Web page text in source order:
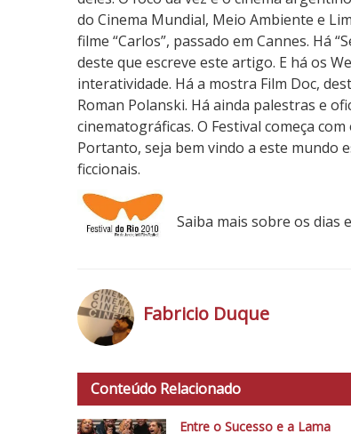
s
t
i
v
a
l
d
o
R
do Cinema Mundial, Meio Ambiente e
filme “Carlos”, passado em Cannes. Há
deste que escreve este artigo. E há os
interatividade. Há a mostra Film Doc,
Roman Polanski. Há ainda palestras e
cinematográficas. O Festival começa
Portanto, seja bem vindo a este mundo
ficcionais.
Saiba mais sobre os dias
t
p
Fabricio Duque
Conteúdo Relacionado
Entre o Sucesso e a Lama